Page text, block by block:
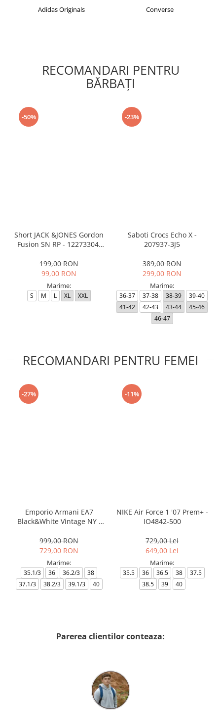
Adidas Originals Converse
RECOMANDARI PENTRU
BĂRBAŢI
-50%
Short JACK &JONES Gordon
Fusion SN RP - 12273304-
199,00 RON
99,00 RON
Marime:
S M L XL XXL
-23%
Saboti Crocs Echo X -
207937-3J5
389,00 RON
299,00 RON
Marime:
36-37 37-38 38-39
39-40
41-42
42-43 43-44
45-46
46-47
RECOMANDARI PENTRU FEMEI
-27%
Emporio Armani EA7
Black&White Vintage NY -
999,00 RON
729,00 RON
Marime:
35.1/3 36 36.2/3
38
37.1/3
38.2/3 39.1/3 40
-11%
NIKE Air Force 1 '07 Prem+ -
IO4842-500
729,00 Lei
649,00 Lei
Marime:
35.5 36 36.5 38
37.5
38.5
39 40
Parerea clientilor conteaza: